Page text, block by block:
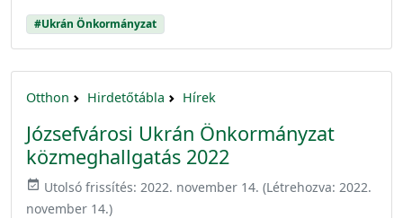
#Ukrán Önkormányzat
Otthon Hirdetőtábla Hírek
Józsefvárosi Ukrán Önkormányzat
közmeghallgatás 2022
event_available Utolsó frissítés: 2022. november 14. (Létrehozva: 2022.
november 14.)